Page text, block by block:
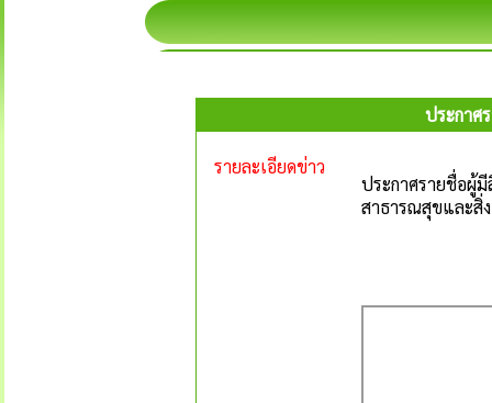
ประกาศ
รายละเอียดข่าว
ประกาศรายชื่อผู้
สาธารณสุขและสิ่